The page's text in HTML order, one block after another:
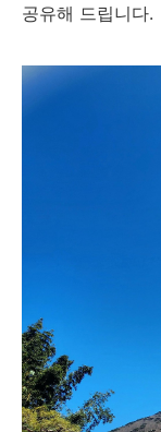
공유해 드립니다.